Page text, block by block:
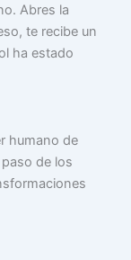
Abres la
te recibe un
ha estado
humano de
de los